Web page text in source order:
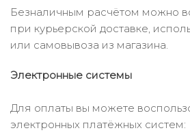
Безналичным расчётом можно
при курьерской доставке,
или самовывоза из магазина.
Электронные системы
Для оплаты вы можете
электронных платёжных систем: